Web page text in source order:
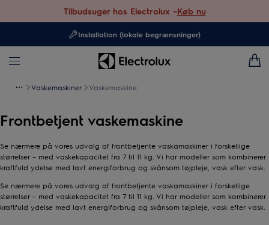
Tilbudsuger hos Electrolux –Køb nu
Installation (lokale begrænsninger)
Vaskemaskiner Vaskemaskine
Frontbetjent vaskemaskine
Se nærmere på vores udvalg af frontbetjente vaskamaskiner i forskellige
størrelser – med vaskekapacitet fra 7 til 11 kg. Vi har modeller som kombinerer
kraftfuld ydelse med lavt energiforbrug og skånsom tøjpleje, vask efter vask.
Se nærmere på vores udvalg af frontbetjente vaskamaskiner i forskellige
størrelser – med vaskekapacitet fra 7 til 11 kg. Vi har modeller som kombinerer
kraftfuld ydelse med lavt energiforbrug og skånsom tøjpleje, vask efter vask.